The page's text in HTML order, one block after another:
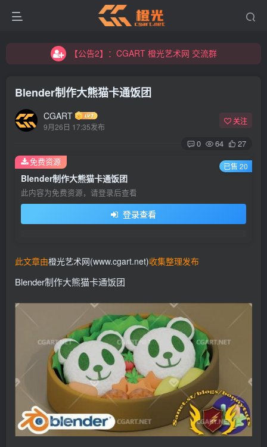
【公告2】：CGART 橙光艺术网 交流群
【公告2】：CGART 橙光艺术网 交流群
Blender制作大熊猫卡通饭团
CGART
9月26日 17:35发布
关注
0 64 27
Blender制作大熊猫卡通饭团
此内容为免费资源，请登录后查看
登录查看
免费资源 已售 20
此文章由橙光艺术网(www.cgart.net)收集整理发布
Blender制作大熊猫卡通饭团
登录
没有账号？立即注册
登录密码
记住登录
社交账号登录
QQ登录